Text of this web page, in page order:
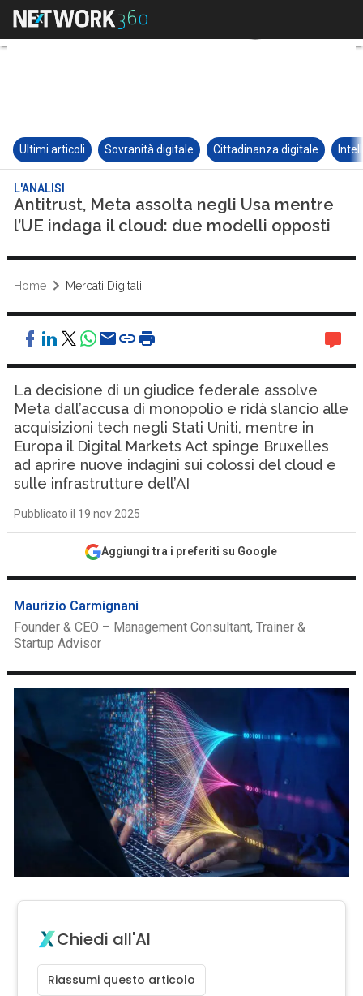
Ultimi articoli Sovranità digitale Cittadinanza digitale
L'ANALISI
Antitrust, Meta assolta negli Usa mentre
l’UE indaga il cloud: due modelli opposti
Home Mercati Digitali
La decisione di un giudice federale assolve
Meta dall’accusa di monopolio e ridà slancio alle
acquisizioni tech negli Stati Uniti, mentre in
Europa il Digital Markets Act spinge Bruxelles
ad aprire nuove indagini sui colossi del cloud e
sulle infrastrutture dell’AI
Pubblicato il 19 nov 2025
Aggiungi tra i preferiti su Google
Maurizio Carmignani
Founder & CEO – Management Consultant, Trainer &
Startup Advisor
Chiedi all'AI
Riassumi questo articolo